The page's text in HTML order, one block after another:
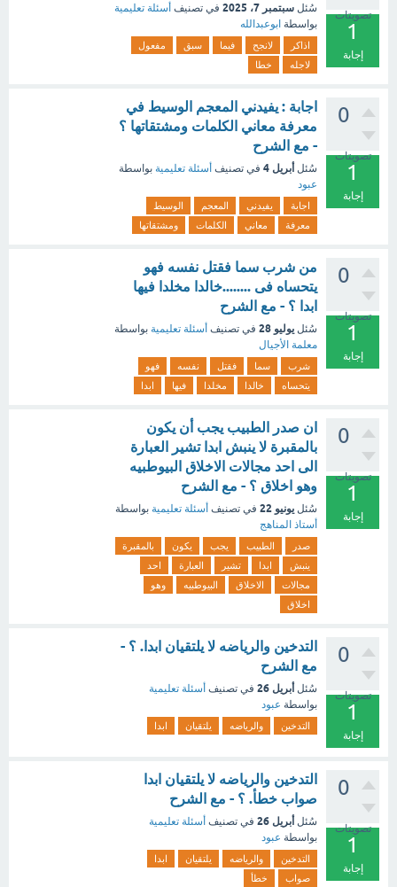
تصويتات
1
إجابة
سُئل سبتمبر 7، 2025 في تصنيف أسئلة تعليمية
بواسطة ابوعبدالله
اذاكر لانجح فيما سبق
مفعول
لاجله
خطا
0
تصويتات
1
إجابة
اجابة : يفيدني المعجم الوسيط في
معرفة معاني الكلمات ومشتقاتها ؟
- مع الشرح
سُئل أبريل 4 في تصنيف أسئلة تعليمية بواسطة
عبود
اجابة يفيدني المعجم
الوسيط
معرفة
معاني الكلمات ومشتقاتها
0
تصويتات
1
إجابة
من شرب سما فقتل نفسه فهو
يتحساه فى ........خالدا مخلدا فيها
ابدا ؟ - مع الشرح
سُئل يوليو 28 في تصنيف أسئلة تعليمية بواسطة
معلمة الأجيال
شرب سما فقتل نفسه
فهو
يتحساه
خالدا مخلدا فيها ابدا
0
تصويتات
1
إجابة
ان صدر الطبيب يجب أن يكون
بالمقبرة لا ينبش ابدا تشير العبارة
الى احد مجالات الاخلاق البيوطبيه
وهو اخلاق ؟ - مع الشرح
سُئل يونيو 22 في تصنيف أسئلة تعليمية بواسطة
أستاذ المناهج
صدر الطبيب يجب يكون
بالمقبرة
ينبش
ابدا تشير العبارة
احد
مجالات
الاخلاق البيوطبيه
وهو
اخلاق
0
تصويتات
1
إجابة
التدخين والرياضه لا يلتقيان ابدا. ؟ -
مع الشرح
سُئل أبريل 26 في تصنيف أسئلة تعليمية
بواسطة عبود
التدخين والرياضه يلتقيان ابدا
0
تصويتات
1
إجابة
التدخين والرياضه لا يلتقيان ابدا
صواب خطأ. ؟ - مع الشرح
سُئل أبريل 26 في تصنيف أسئلة تعليمية
بواسطة عبود
التدخين والرياضه يلتقيان
ابدا
صواب
خطأ